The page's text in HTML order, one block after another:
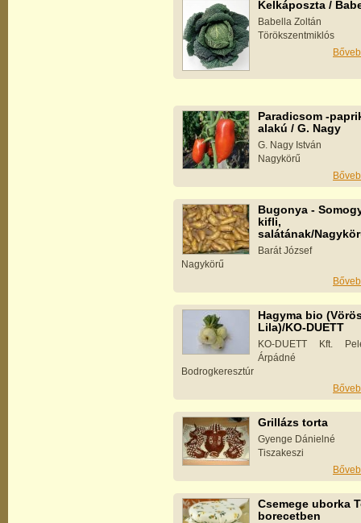
Kelkáposzta /
Babella Zoltán
Törökszentmiklós
Paradicsom -
alakú / G. Nagy
G. Nagy István
Nagykörű
Bugonya -
kifli,
salátának/
Barát József
Nagykörű
Hagyma bio
Lila)/KO-DUETT
KO-DUETT Kft.
Árpádné
Bodrogkeresztúr
Grillázs torta
Gyenge Dánielné
Tiszakeszi
Csemege uborka
borecetben